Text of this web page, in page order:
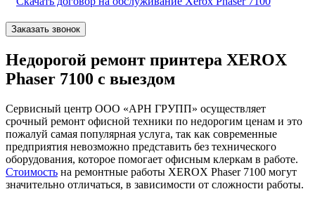
Заказать звонок
Недорогой ремонт принтера XEROX
Phaser 7100 с выездом
Сервисный центр ООО «АРН ГРУПП» осуществляет
срочный ремонт офисной техники по недорогим ценам и это
пожалуй самая популярная услуга, так как современные
предприятия невозможно представить без технического
оборудования, которое помогает офисным клеркам в работе.
Стоимость на ремонтные работы XEROX Phaser 7100 могут
значительно отличаться, в зависимости от сложности работы.